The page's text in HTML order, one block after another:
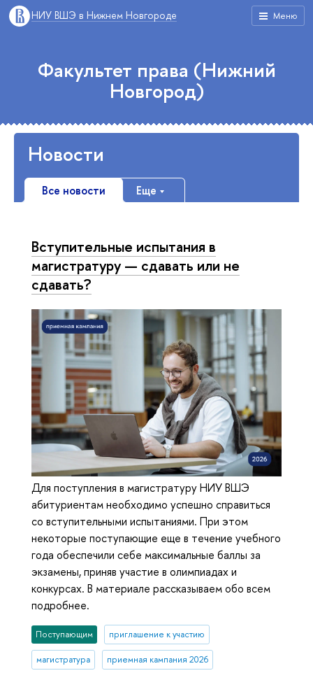
Меню
НИУ ВШЭ в Нижнем Новгороде
Факультет права (Нижний
Новгород)
Новости
Все новости Еще
Вступительные испытания в
магистратуру — сдавать или не
сдавать?
Для поступления в магистратуру НИУ ВШЭ
абитуриентам необходимо успешно справиться
со вступительными испытаниями. При этом
некоторые поступающие еще в течение учебного
года обеспечили себе максимальные баллы за
экзамены, приняв участие в олимпиадах и
конкурсах. В материале рассказываем обо всем
подробнее.
Поступающим приглашение к участию
магистратура приемная кампания 2026